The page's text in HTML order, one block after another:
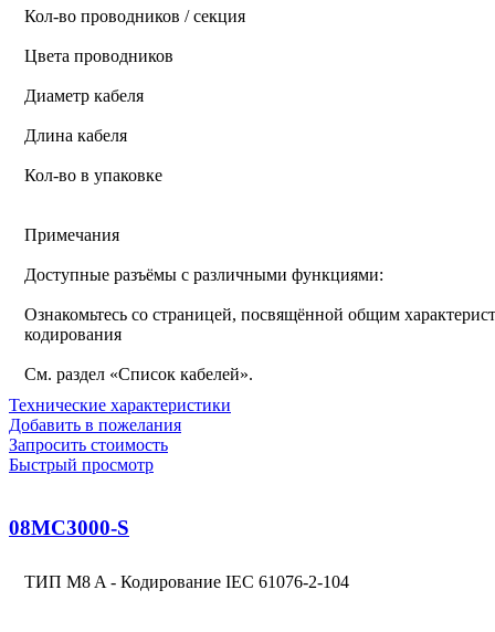
Кол-во проводников / секция
Цвета проводников
Диаметр кабеля
Длина кабеля
Кол-во в упаковке
Примечания
Доступные разъёмы с различными функциями:
Ознакомьтесь со страницей, посвящённой общим
кодирования
См. раздел «Список кабелей».
Технические характеристики
Добавить в пожелания
Запросить стоимость
Быстрый просмотр
08MC3000-S
ТИП M8 A - Кодирование IEC 61076-2-104